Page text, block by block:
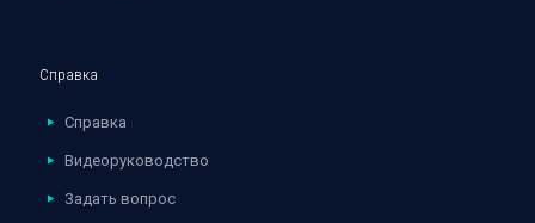
Справка
Справка
Видеоруководство
Задать вопрос